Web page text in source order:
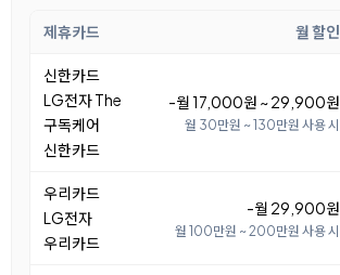
제휴카드 월 할인
신한카드
LG전자 The
구독케어
신한카드
-월 17,000원 ~ 29,900원
월 30만원 ~ 130만원 사용 시
우리카드
LG전자
우리카드
-월 29,900원
월 100만원 ~ 200만원 사용 시